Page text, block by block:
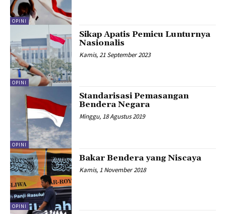
OPINI
OPINI
Sikap Apatis Pemicu Lunturnya
Nasionalis
Kamis, 21 September 2023
OPINI
Standarisasi Pemasangan
Bendera Negara
Minggu, 18 Agustus 2019
OPINI
Bakar Bendera yang Niscaya
Kamis, 1 November 2018